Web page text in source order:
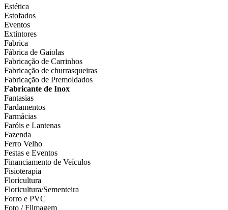
Estética
Estofados
Eventos
Extintores
Fabrica
Fábrica de Gaiolas
Fabricação de Carrinhos
Fabricação de churrasqueiras
Fabricação de Premoldados
Fabricante de Inox
Fantasias
Fardamentos
Farmácias
Faróis e Lantenas
Fazenda
Ferro Velho
Festas e Eventos
Financiamento de Veículos
Fisioterapia
Floricultura
Floricultura/Sementeira
Forro e PVC
Foto / Filmagem